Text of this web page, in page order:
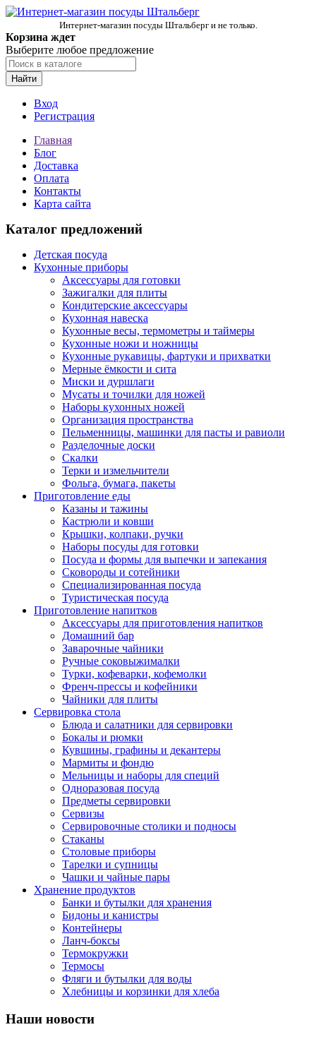
Интернет-магазин посуды Штальберг и не только.
Корзина ждет
Выберите любое предложение
Найти
Вход
Регистрация
Главная
Блог
Доставка
Оплата
Контакты
Карта сайта
Каталог предложений
Детская посуда
Кухонные приборы
Аксессуары для готовки
Зажигалки для плиты
Кондитерские аксессуары
Кухонная навеска
Кухонные весы, термометры и таймеры
Кухонные ножи и ножницы
Кухонные рукавицы, фартуки и прихватки
Мерные ёмкости и сита
Миски и дуршлаги
Мусаты и точилки для ножей
Наборы кухонных ножей
Организация пространства
Пельменницы, машинки для пасты и равиоли
Разделочные доски
Скалки
Терки и измельчители
Фольга, бумага, пакеты
Приготовление еды
Казаны и тажины
Кастрюли и ковши
Крышки, колпаки, ручки
Наборы посуды для готовки
Посуда и формы для выпечки и запекания
Сковороды и сотейники
Специализированная посуда
Туристическая посуда
Приготовление напитков
Аксессуары для приготовления напитков
Домашний бар
Заварочные чайники
Ручные соковыжималки
Турки, кофеварки, кофемолки
Френч-прессы и кофейники
Чайники для плиты
Сервировка стола
Блюда и салатники для сервировки
Бокалы и рюмки
Кувшины, графины и декантеры
Мармиты и фондю
Мельницы и наборы для специй
Одноразовая посуда
Предметы сервировки
Сервизы
Сервировочные столики и подносы
Стаканы
Столовые приборы
Тарелки и супницы
Чашки и чайные пары
Хранение продуктов
Банки и бутылки для хранения
Бидоны и канистры
Контейнеры
Ланч-боксы
Термокружки
Термосы
Фляги и бутылки для воды
Хлебницы и корзинки для хлеба
Наши новости